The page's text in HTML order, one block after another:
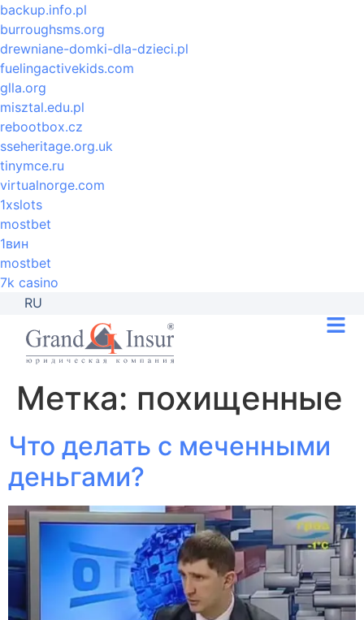
backup.info.pl
burroughsms.org
drewniane-domki-dla-dzieci.pl
fuelingactivekids.com
glla.org
misztal.edu.pl
rebootbox.cz
sseheritage.org.uk
tinymce.ru
virtualnorge.com
1xslots
mostbet
1вин
mostbet
7k casino
RU
Метка: похищенные
Что делать с меченными
деньгами?